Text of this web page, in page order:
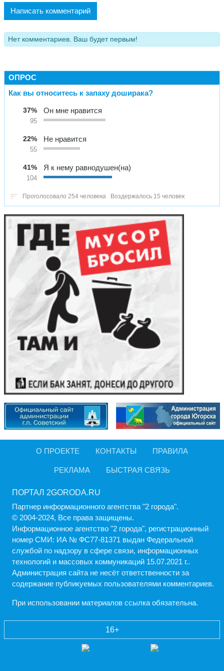
Написать комментарий
Нет комментариев. Ваш будет первым!
ОПРОС
Как вы относитесь к запаху доширака?
37%
95
Он мне нравится
22%
55
Не нравится
41%
104
Я к нему равнодушен(на)
Проголосовало 254 человека Воздержалось 15 человек
О ПРОЕКТЕ КОНТАКТЫ ПРАВИЛА
РЕКЛАМА БЫСТРАЯ СВЯЗЬ
ПОРТАЛ 2GORODA.RU
Партнер информационного агентства "2 города".
© 2004-2024, Все права защищены.
Информационное агентство "2 города", регистрационный
номер СМИ: ИА № ФС77-81371 выдан Федеральной
службой по надзору в сфере связи, информационных
технологий и массовых коммуникаций 15.07.2021 г..
Администрация cайта не несёт ответственности за
содержание публикуемых пользователями комментариев.
При использовании материалов ссылка обязательна.
16+